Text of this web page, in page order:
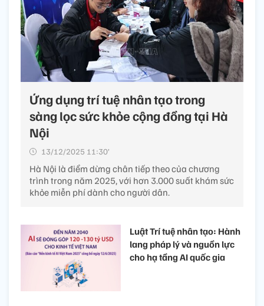
Ứng dụng trí tuệ nhân tạo trong
sàng lọc sức khỏe cộng đồng tại Hà
Nội
13/12/2025 11:30’
Hà Nội là điểm dừng chân tiếp theo của chương
trình trong năm 2025, với hơn 3.000 suất khám sức
khỏe miễn phí dành cho người dân.
Luật Trí tuệ nhân tạo: Hành
lang pháp lý và nguồn lực
cho hạ tầng AI quốc gia